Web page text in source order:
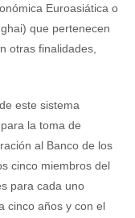
Euroasiática o
que pertenecen
otras finalidades,
este sistema
la toma de
al Banco de los
cinco miembros del
para cada uno
cinco años y con el